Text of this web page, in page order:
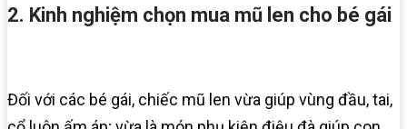
2. Kinh nghiệm chọn mua mũ len cho bé gái
Đối với các bé gái, chiếc mũ len vừa giúp vùng đầu, tai,